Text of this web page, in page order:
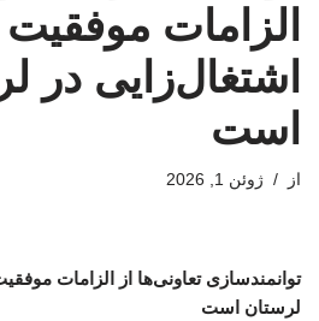
الزامات
اشتغال‌زایی در
است
از ژوئن 1, 2026
توانمندسازی تعاونی‌ها از الزامات
لرستان است